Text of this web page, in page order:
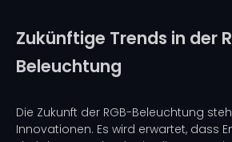
Zukünftige Trends in der
Beleuchtung
Die Zukunft der RGB-Beleuchtung
Innovationen. Es wird erwartet, dass